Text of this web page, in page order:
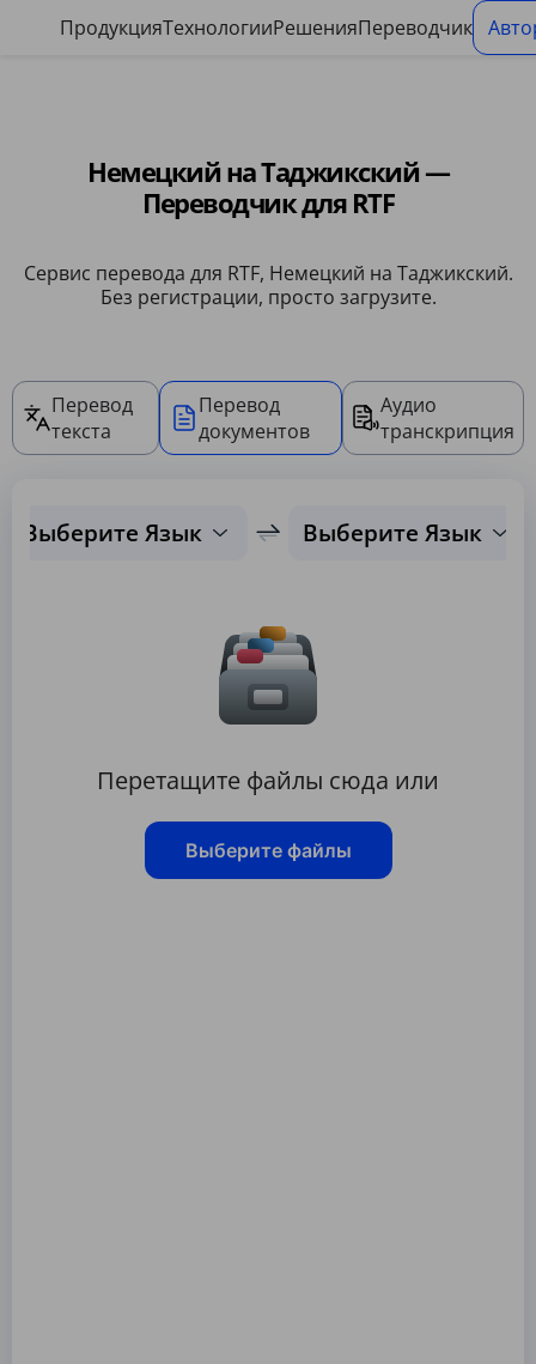
ПродукцияТехнологииРешенияПереводчик
Немецкий на Таджикский —
Переводчик для RTF
Сервис перевода для RTF, Немецкий на Таджикский.
Без регистрации, просто загрузите.
Перевод
текста
Перевод
документов
Аудио
транскрипция
Выберите Язык Выберите Язык
Перетащите файлы сюда или
Выберите файлы